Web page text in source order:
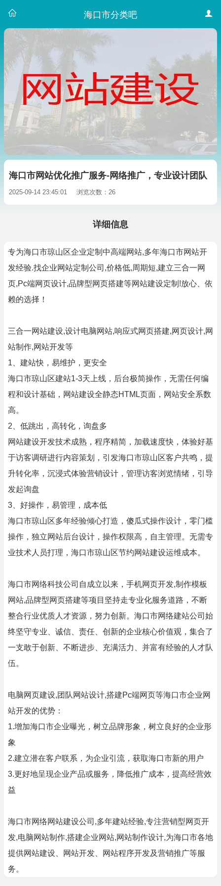
海口市分类吧
海口市网站优化推广服务-网络推广，专业设计团队
2025-09-14 23:45:01 浏览次数：26
详细信息
专为海口市琼山区企业定制中高端网站,多年海口市网站开
发经验.找企业网站定制公司,价格低,周期短,建立三合一网
页,Pc端网页设计,品牌型网页搭建等网站建设定制!放心、依
赖的选择！
三合一网站建设,设计电脑网站,响应式网页搭建,网页设计,网
站制作,网站开发等
1、建站快，易维护，更安全
海口市琼山区建站1-3天上线，后台极简操作，无需任何编
程和设计基础，网站建设全静态HTML页面，网站安全系数
高。
2、低跳出，高转化，询盘多
网站建设开发技术成熟，程序精简，加载速度快，体验好基
于访客调研进行内容策划，引发海口市琼山区客户共鸣，提
升转化率，沉浸式体验营销设计，管理访客浏览情绪，引导
发起询盘
3、好操作，易管理，成本低
海口市琼山区多年经验倾心打造，傻瓜式操作设计，零门槛
操作，独立网站后台设计，操作权限高，自主管理。无需专
业技术人员打理，海口市琼山区节约网站建设运维成本。
海口市网络科技公司自成立以来，手机网页开发,制作模板
网站,品牌型网页搭建等项目坚持走专业化服务道路，不断
整合行业优质人才资源，努力创新。海口市网络建站公司始
终坚守专业、诚信、责任、创新的企业核心价值观，集合了
一支敢于创新、不断进步、充满活力、并富有经验的人才队
伍。
电脑网页建设,团队网站设计,搭建Pc端网页等海口市企业网
站开发的优势：
1.增加海口市企业曝光，树立品牌形象，树立良好的企业形
象
2.建立潜在客户联系，为企业引流，获取海口市新的用户
3.更好地呈现企业产品或服务，降低推广成本，提高经营效
益
海口市网络网站建设公司,多年建站经验,专注营销型网页开
发,电脑网站制作,搭建企业网站,网站制作设计,为海口市各地
提供网站建设、网站开发、网站程序开发及营销推广等服
务。